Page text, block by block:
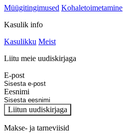
Müügitingimused Kohaletoimetamine
Kasulik info
Kasulikku Meist
Liitu meie uudiskirjaga
E-post
Eesnimi
Liitun uudiskirjaga
Makse- ja tarneviisid